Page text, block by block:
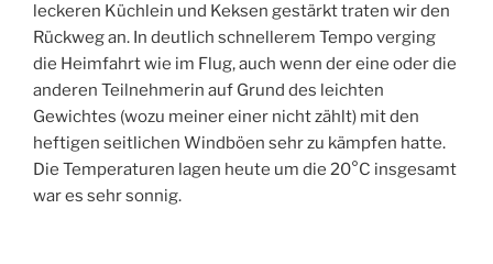
leckeren Küchlein und Keksen gestärkt traten wir den
Rückweg an. In deutlich schnellerem Tempo verging
die Heimfahrt wie im Flug, auch wenn der eine oder die
anderen Teilnehmerin auf Grund des leichten
Gewichtes (wozu meiner einer nicht zählt) mit den
heftigen seitlichen Windböen sehr zu kämpfen hatte.
Die Temperaturen lagen heute um die 20°C insgesamt
war es sehr sonnig.